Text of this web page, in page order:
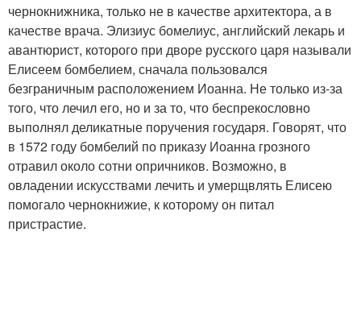
чернокнижника, только не в качестве архитектора, а в
качестве врача. Элизиус бомелиус, английский лекарь и
авантюрист, которого при дворе русского царя называли
Елисеем бомбелием, сначала пользовался
безграничным расположением Иоанна. Не только из-за
того, что лечил его, но и за то, что беспрекословно
выполнял деликатные поручения государя. Говорят, что
в 1572 году бомбелий по приказу Иоанна грозного
отравил около сотни опричников. Возможно, в
овладении искусствами лечить и умерщвлять Елисею
помогало чернокнижие, к которому он питал
пристрастие.